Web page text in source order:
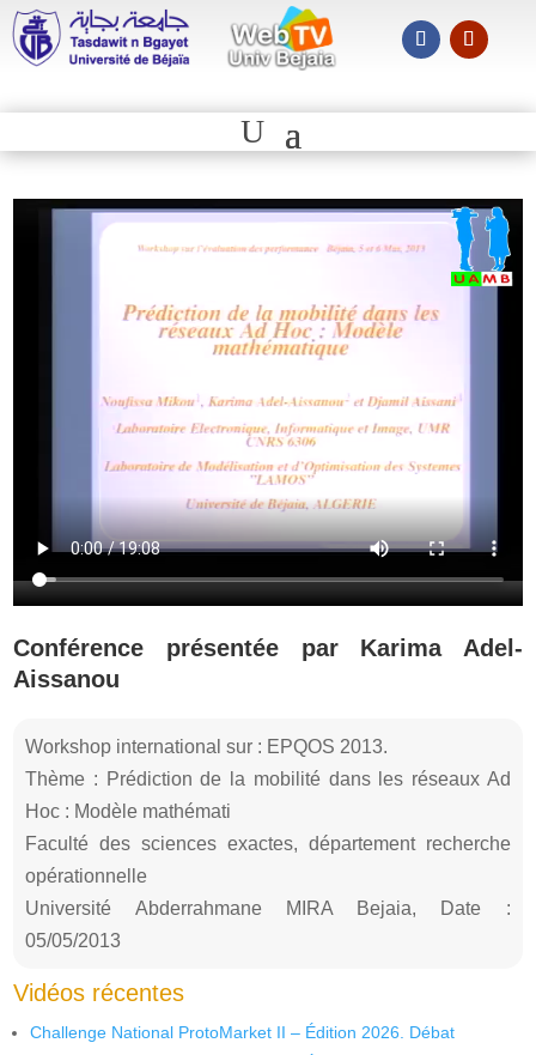
Conférence présentée par Karima Adel-
Aissanou
Workshop international sur : EPQOS 2013.
Thème : Prédiction de la mobilité dans les réseaux Ad
Hoc : Modèle mathémati
Faculté des sciences exactes, département recherche
opérationnelle
Université Abderrahmane MIRA Bejaia, Date :
05/05/2013
Vidéos récentes
Challenge National ProtoMarket II – Édition 2026. Débat